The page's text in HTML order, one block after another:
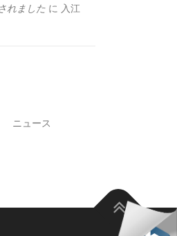
れました に 入江
ニュース